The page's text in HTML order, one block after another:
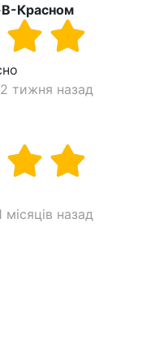
Красном
2 тижня назад
місяців назад